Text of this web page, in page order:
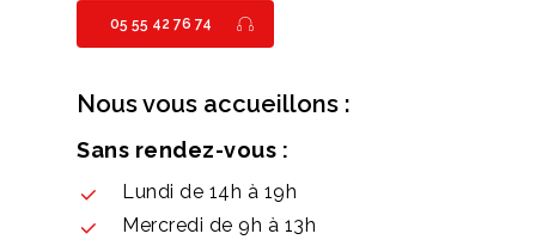
05 55 42 76 74
Nous vous accueillons :
Sans rendez-vous :
Lundi de 14h à 19h
Mercredi de 9h à 13h